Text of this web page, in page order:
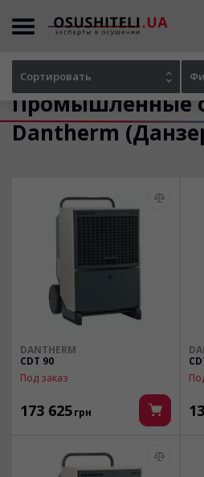
Промышленные
Dantherm
Сортировать
DANTHERM
CDT 90
Под заказ
173 625грн